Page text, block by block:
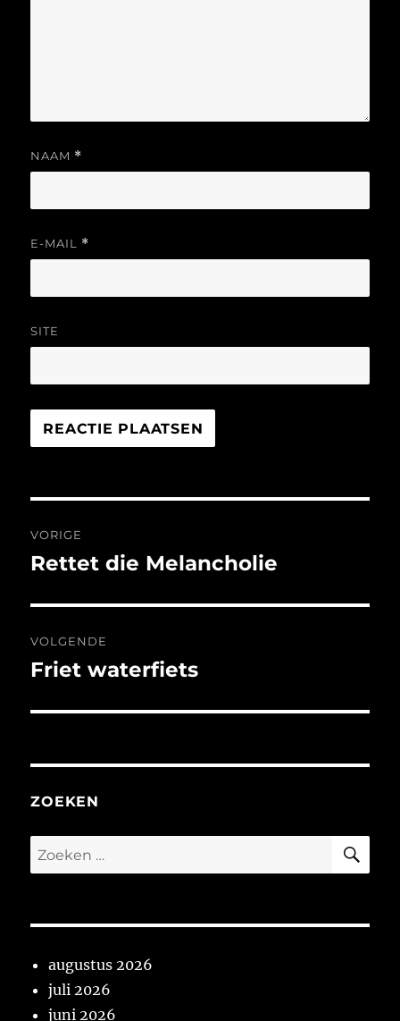
NAAM *
E-MAIL *
SITE
navigatie
VORIGE
Vorig
Rettet die Melancholie
VOLGENDE
Volgend
Friet waterfiets
ZOEKEN
Zoeken
naar:
augustus 2026
juli 2026
juni 2026